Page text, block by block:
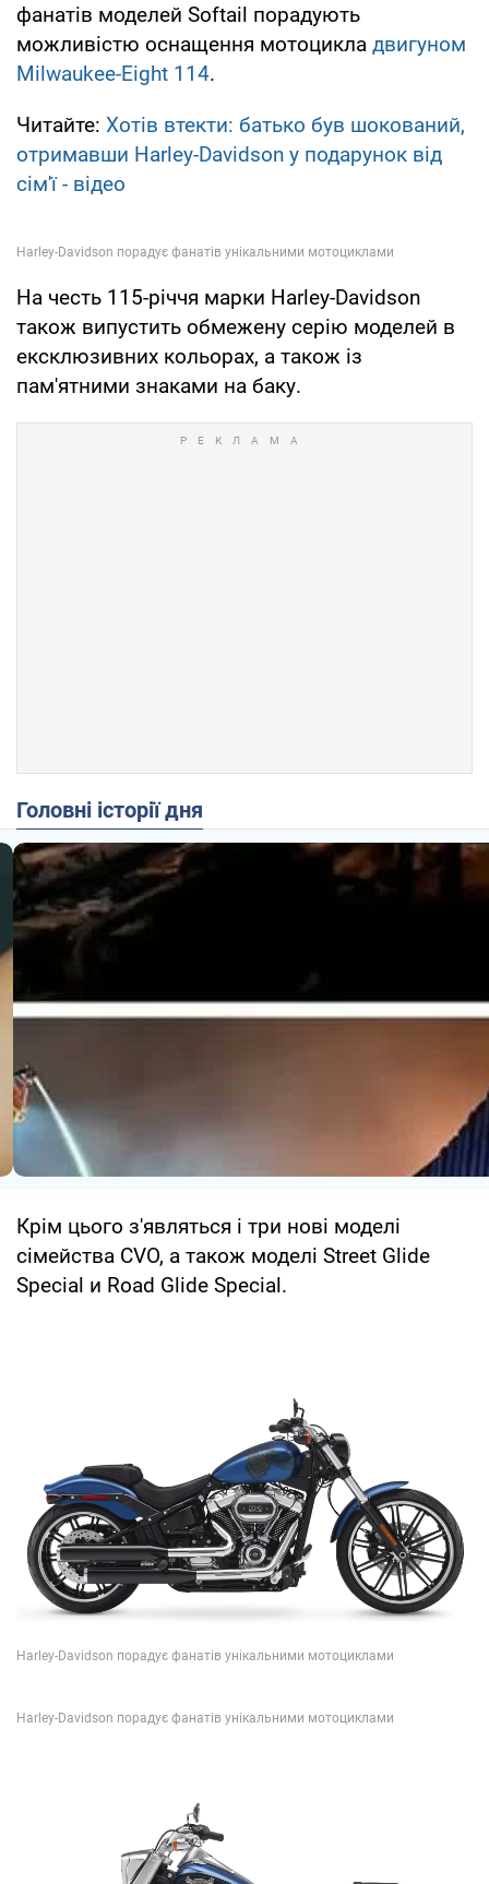
фанатів моделей Softail порадують
можливістю оснащення мотоцикла двигуном
Milwaukee-Eight 114.
Читайте: Хотів втекти: батько був шокований,
отримавши Harley-Davidson у подарунок від
сім'ї - відео
На честь 115-річчя марки Harley-Davidson
також випустить обмежену серію моделей в
ексклюзивних кольорах, а також із
пам'ятними знаками на баку.
Головні історії дня
Крім цього з'являться і три нові моделі
сімейства CVO, а також моделі Street Glide
Special и Road Glide Special.